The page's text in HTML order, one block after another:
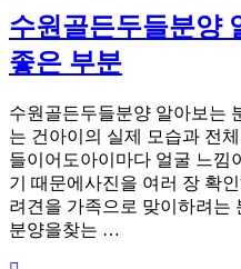
수원골든두들분양
좋은 부분
수원골든두들분양 알아보는
는 건아이의 실제 모습과 전
들이어도아이마다 얼굴 느낌
기 때문에사진을 여러 장 확
려견을 가족으로 맞이하려는
분양을찾는 …